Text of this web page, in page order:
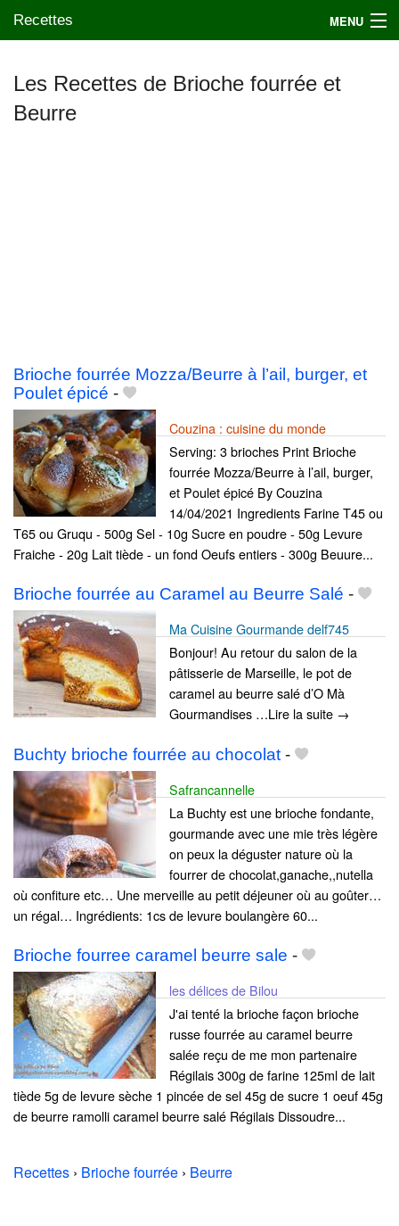
Recettes MENU
Mes blogs préférés
Les Recettes de Brioche fourrée et
Beurre
Brioche fourrée Mozza/Beurre à l’ail, burger, et
Poulet épicé -
Couzina : cuisine du monde
Serving: 3 brioches Print Brioche
fourrée Mozza/Beurre à l’ail, burger,
et Poulet épicé By Couzina
14/04/2021 Ingredients Farine T45 ou
T65 ou Gruqu - 500g Sel - 10g Sucre en poudre - 50g Levure
Fraiche - 20g Lait tiède - un fond Oeufs entiers - 300g Beuure...
Brioche fourrée au Caramel au Beurre Salé -
Ma Cuisine Gourmande delf745
Bonjour! Au retour du salon de la
pâtisserie de Marseille, le pot de
caramel au beurre salé d’O Mà
Gourmandises …Lire la suite →
Buchty brioche fourrée au chocolat -
Safrancannelle
La Buchty est une brioche fondante,
gourmande avec une mie très légère
on peux la déguster nature où la
fourrer de chocolat,ganache,,nutella
où confiture etc… Une merveille au petit déjeuner où au goûter…
un régal… Ingrédients: 1cs de levure boulangère 60...
Brioche fourree caramel beurre sale -
les délices de Bilou
J'ai tenté la brioche façon brioche
russe fourrée au caramel beurre
salée reçu de me mon partenaire
Régilais 300g de farine 125ml de lait
tiède 5g de levure sèche 1 pincée de sel 45g de sucre 1 oeuf 45g
de beurre ramolli caramel beurre salé Régilais Dissoudre...
Recettes › Brioche fourrée › Beurre